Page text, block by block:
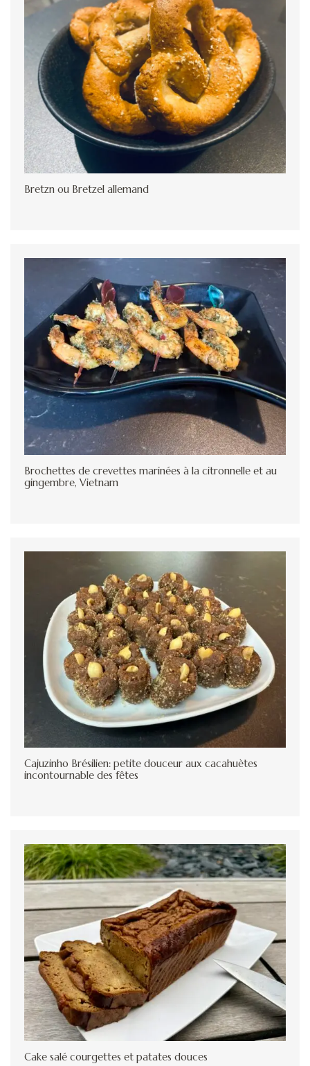
Bretzn ou Bretzel allemand
Brochettes de crevettes marinées à la citronnelle et au
gingembre, Vietnam
Cajuzinho Brésilien: petite douceur aux cacahuètes
incontournable des fêtes
Cake salé courgettes et patates douces